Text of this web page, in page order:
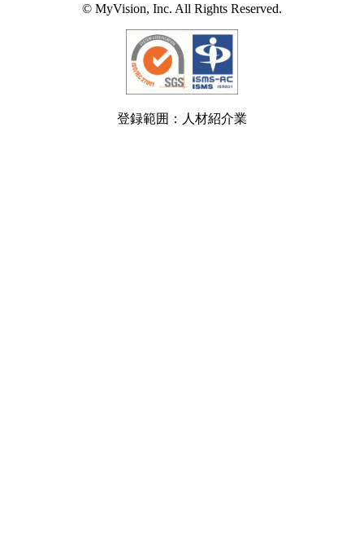
© MyVision, Inc. All Rights Reserved.
登録範囲：人材紹介業